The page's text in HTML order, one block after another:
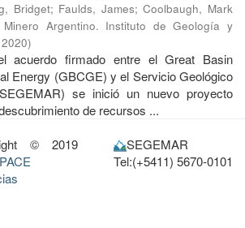
Bridget; Faulds, James;Coolbaugh, Mark
Minero Argentino. Instituto de Geología y
2020)
acuerdo firmado entre el Great Basin
Energy (GBCGE) y el Servicio Geológico
se inició un nuevo proyecto
de recursos ...
© 2019
SEGEMAR
Tel:(+5411) 5670-0101